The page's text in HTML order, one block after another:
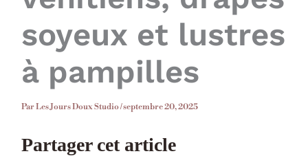
soyeux et lustres
à pampilles
ParLes Jours Doux Studio/septembre 20, 2025
Partager cet article